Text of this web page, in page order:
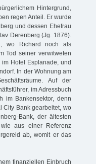
Hintergrund,
regen Anteil. Er wurde
und dessen Ehefrau
Derenberg (Jg. 1876).
wo Richard noch als
Tod seiner verwitweten
Hotel Esplanade, und
In der Wohnung am
Auf der
im Adressbuch
im Bankensektor, denn
City Bank gearbeitet, wo
Bank, der ältesten
aus einer Referenz
ab, womit er das
finanziellen Einbruch